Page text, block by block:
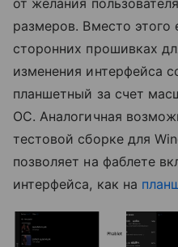
размеров. Вместо этого
сторонних прошивках
изменения интерфейса
планшетный за счет
ОС. Аналогичная
тестовой сборке для
позволяет на фаблете
интерфейса, как на